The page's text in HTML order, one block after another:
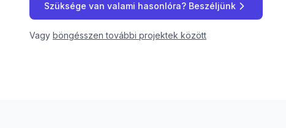
Szüksége van valami hasonlóra? Beszéljünk
Vagy böngésszen további projektek között